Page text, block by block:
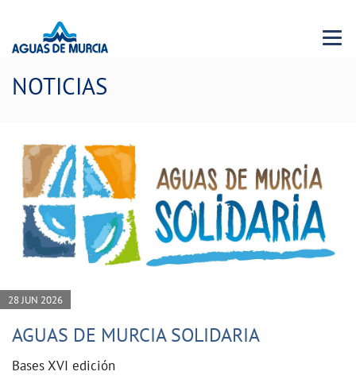
Menu
NOTICIAS
28 JUN 2026
AGUAS DE MURCIA SOLIDARIA
Bases XVI edición